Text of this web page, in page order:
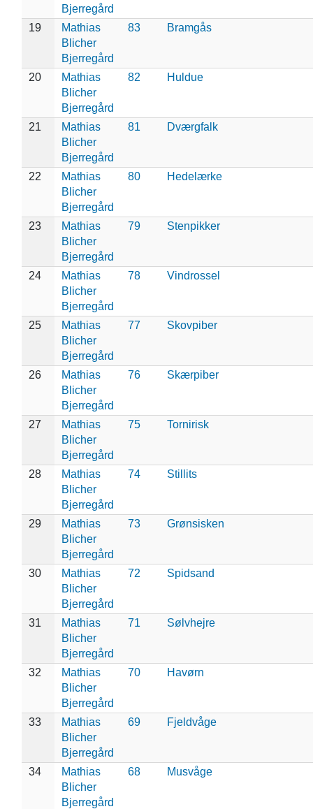
Bjerregård
19
Mathias
Blicher
Bjerregård
83 Bramgås
20
Mathias
Blicher
Bjerregård
82 Huldue
21
Mathias
Blicher
Bjerregård
81 Dværgfalk
22
Mathias
Blicher
Bjerregård
80 Hedelærke
23
Mathias
Blicher
Bjerregård
79 Stenpikker
24
Mathias
Blicher
Bjerregård
78 Vindrossel
25
Mathias
Blicher
Bjerregård
77 Skovpiber
26
Mathias
Blicher
Bjerregård
76 Skærpiber
27
Mathias
Blicher
Bjerregård
75 Tornirisk
28
Mathias
Blicher
Bjerregård
74 Stillits
29
Mathias
Blicher
Bjerregård
73 Grønsisken
30
Mathias
Blicher
Bjerregård
72 Spidsand
31
Mathias
Blicher
Bjerregård
71 Sølvhejre
32
Mathias
Blicher
Bjerregård
70 Havørn
33
Mathias
Blicher
Bjerregård
69 Fjeldvåge
34
Mathias
Blicher
Bjerregård
68 Musvåge